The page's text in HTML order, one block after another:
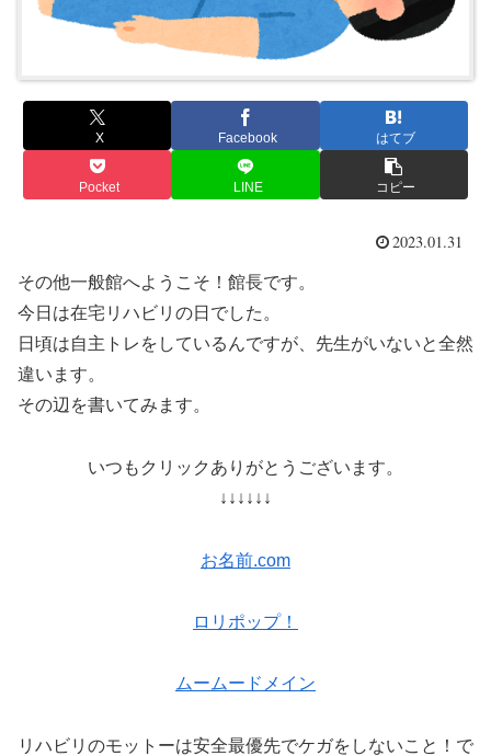
X Facebook はてブ
Pocket LINE コピー
2023.01.31
その他一般館へようこそ！館長です。
今日は在宅リハビリの日でした。
日頃は自主トレをしているんですが、先生がいないと全然
違います。
その辺を書いてみます。
いつもクリックありがとうございます。
↓↓↓↓↓↓
お名前.com
ロリポップ！
ムームードメイン
リハビリのモットーは安全最優先でケガをしないこと！で